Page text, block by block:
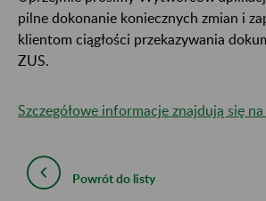
pilne dokonanie koniecznych zmian i
klientom ciągłości przekazywania
ZUS.
Szczegółowe informacje znajdują się
Powrót do listy